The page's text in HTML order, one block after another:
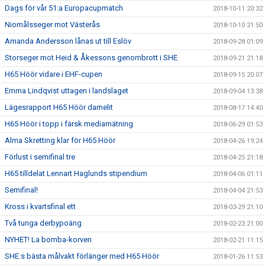
Dags för vår 51:a Europacupmatch 2018-10-11 20:32
Niomålsseger mot Västerås 2018-10-10 21:50
Amanda Andersson lånas ut till Eslöv 2018-09-28 01:09
Storseger mot Heid & Åkessons genombrott i SHE 2018-09-21 21:18
H65 Höör vidare i EHF-cupen 2018-09-15 20:07
Emma Lindqvist uttagen i landslaget 2018-09-04 13:38
Lägesrapport H65 Höör damelit 2018-08-17 14:40
H65 Höör i topp i färsk mediamätning 2018-06-29 01:53
Alma Skretting klar för H65 Höör 2018-04-26 19:24
Förlust i semifinal tre 2018-04-25 21:18
H65 tilldelat Lennart Haglunds stipendium 2018-04-06 01:11
Semifinal! 2018-04-04 21:53
Kross i kvartsfinal ett 2018-03-29 21:10
Två tunga derbypoäng 2018-02-23 21:00
NYHET! La bomba-korven 2018-02-21 11:15
SHE:s bästa målvakt förlänger med H65 Höör 2018-01-26 11:53